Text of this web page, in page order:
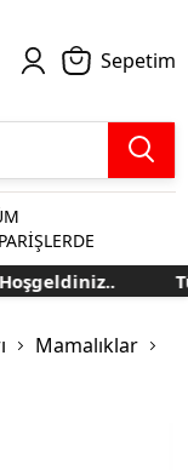
Sepetim
Mamalıklar